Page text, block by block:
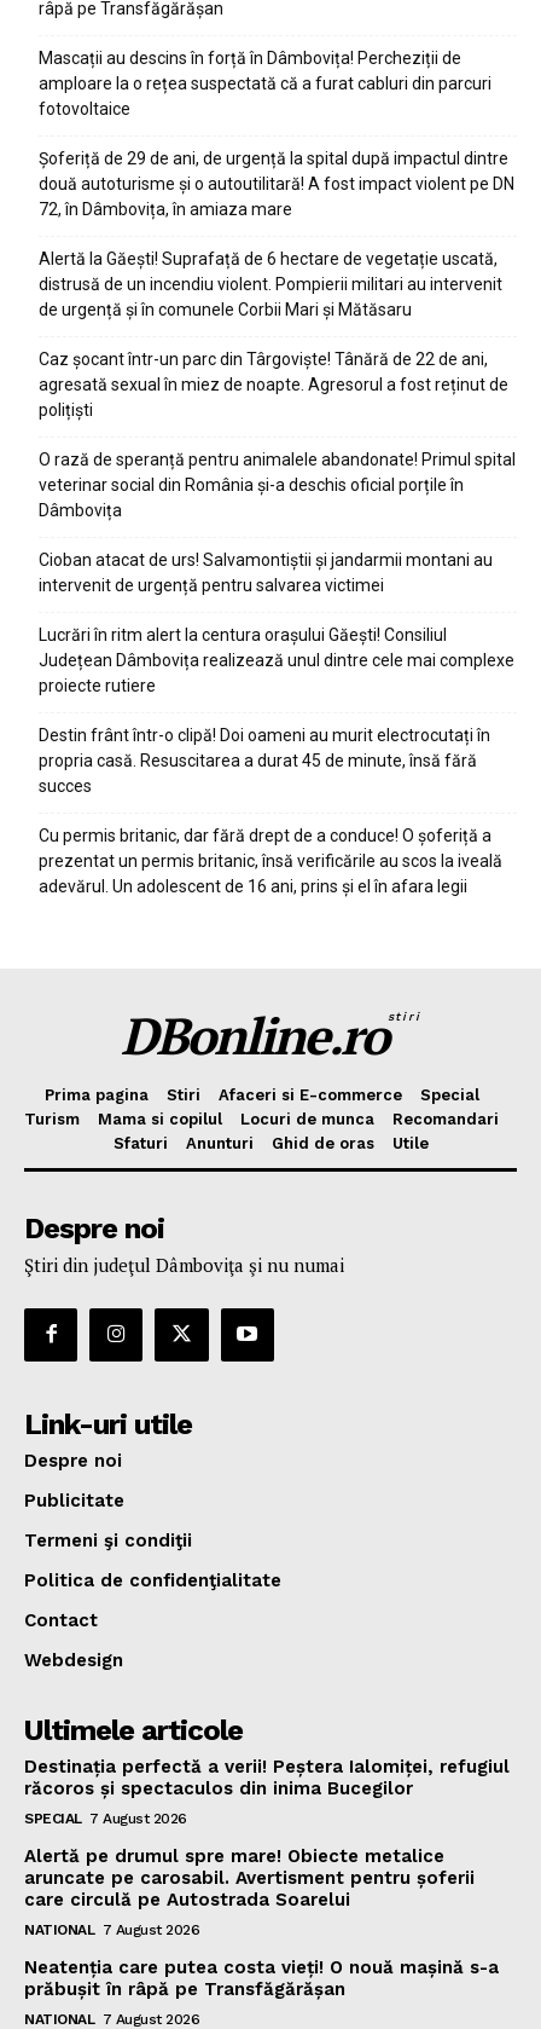
râpă pe Transfăgărășan
Mascații au descins în forță în Dâmbovița! Percheziții de
amploare la o rețea suspectată că a furat cabluri din parcuri
fotovoltaice
Șoferiță de 29 de ani, de urgență la spital după impactul dintre
două autoturisme și o autoutilitară! A fost impact violent pe DN
72, în Dâmbovița, în amiaza mare
Alertă la Găești! Suprafață de 6 hectare de vegetație uscată,
distrusă de un incendiu violent. Pompierii militari au intervenit
de urgență și în comunele Corbii Mari și Mătăsaru
Caz șocant într-un parc din Târgoviște! Tânără de 22 de ani,
agresată sexual în miez de noapte. Agresorul a fost reținut de
polițiști
O rază de speranță pentru animalele abandonate! Primul spital
veterinar social din România și-a deschis oficial porțile în
Dâmbovița
Cioban atacat de urs! Salvamontiștii și jandarmii montani au
intervenit de urgență pentru salvarea victimei
Lucrări în ritm alert la centura orașului Găești! Consiliul
Județean Dâmbovița realizează unul dintre cele mai complexe
proiecte rutiere
Destin frânt într-o clipă! Doi oameni au murit electrocutați în
propria casă. Resuscitarea a durat 45 de minute, însă fără
succes
Cu permis britanic, dar fără drept de a conduce! O șoferiță a
prezentat un permis britanic, însă verificările au scos la iveală
adevărul. Un adolescent de 16 ani, prins și el în afara legii
DBonline.rostiri
Prima pagina Stiri Afaceri si E-commerce
Special
Turism
Mama si copilul Locuri de munca
Recomandari
Sfaturi
Anunturi Ghid de oras Utile
Despre noi
Ştiri din judeţul Dâmboviţa şi nu numai
Link-uri utile
Despre noi
Publicitate
Termeni şi condiţii
Politica de confidenţialitate
Contact
Webdesign
Ultimele articole
Destinația perfectă a verii! Peștera Ialomiței, refugiul
răcoros și spectaculos din inima Bucegilor
SPECIAL 7 August 2026
Alertă pe drumul spre mare! Obiecte metalice
aruncate pe carosabil. Avertisment pentru șoferii
care circulă pe Autostrada Soarelui
NATIONAL 7 August 2026
Neatenția care putea costa vieți! O nouă mașină s-a
prăbușit în râpă pe Transfăgărășan
NATIONAL 7 August 2026